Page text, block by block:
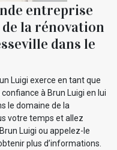
entreprise
la rénovation
dans le
Luigi exerce en tant que
à Brun Luigi en lui
le domaine de la
votre temps et allez
Luigi ou appelez-le
plus d’informations.